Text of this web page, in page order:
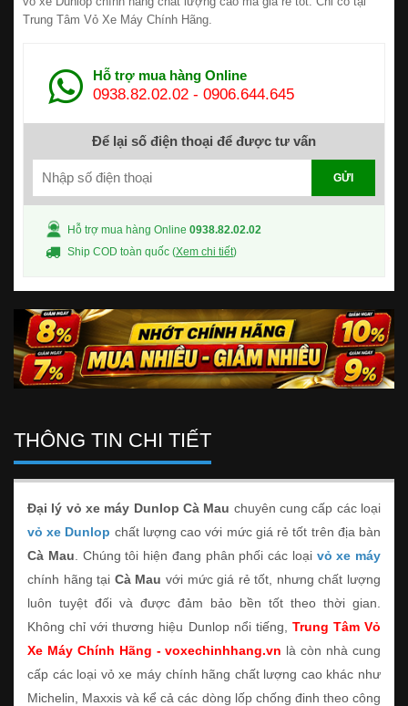
Trung Tâm Vỏ Xe Máy Chính Hãng.
Hỗ trợ mua hàng Online
0938.82.02.02 - 0906.644.645
Để lại số điện thoại để được tư vấn
GỬI
Hỗ trợ mua hàng Online 0938.82.02.02
Ship COD toàn quốc (Xem chi tiết)
THÔNG TIN CHI TIẾT
Đại lý vỏ xe máy Dunlop Cà Mau chuyên cung cấp các loại
vỏ xe Dunlop chất lượng cao với mức giá rẻ tốt trên địa bàn
Cà Mau . Chúng tôi hiện đang phân phối các loại vỏ xe máy
chính hãng tại Cà Mau với mức giá rẻ tốt, nhưng chất lượng
luôn tuyệt đối và được đảm bảo bền tốt theo thời gian.
Không chỉ với thương hiệu Dunlop nổi tiếng, Trung Tâm Vỏ
Xe Máy Chính Hãng - voxechinhhang.vn là còn nhà cung
cấp các loại vỏ xe máy chính hãng chất lượng cao khác như
Michelin, Maxxis và kể cả các dòng lốp chống đinh theo công